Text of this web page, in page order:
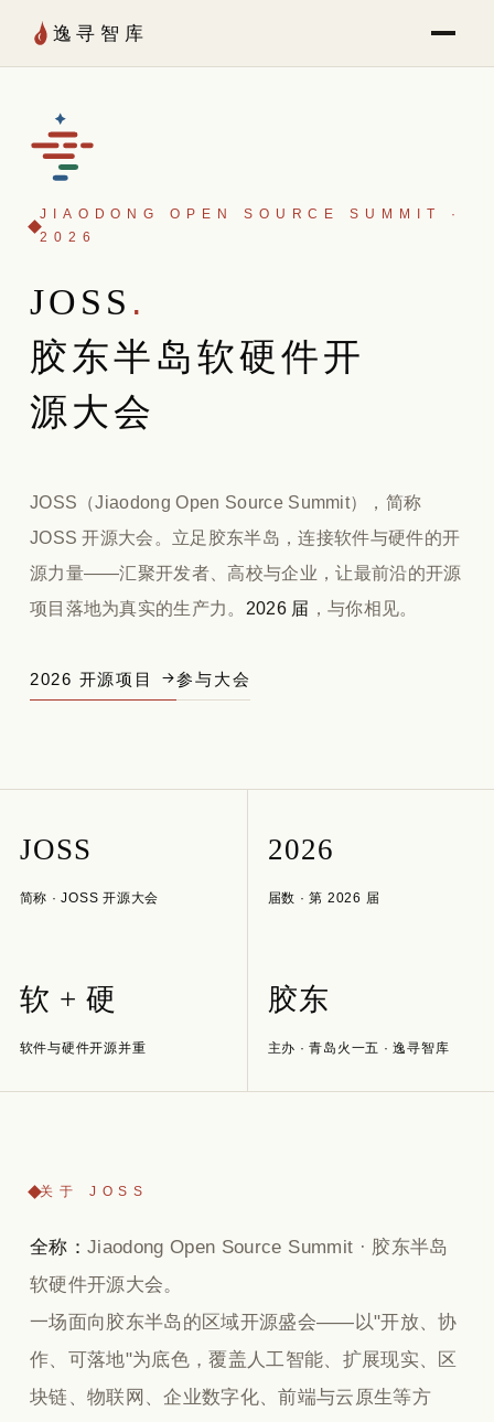
Skip to Content
逸寻智库
JIAODONG OPEN SOURCE SUMMIT ·
2026
JOSS .
胶东半岛软硬件开
源大会
JOSS（Jiaodong Open Source Summit），简称
JOSS 开源大会。立足胶东半岛，连接软件与硬件的开
源力量——汇聚开发者、高校与企业，让最前沿的开源
项目落地为真实的生产力。 2026 届 ，与你相见。
2026 开源项目 参与大会
JOSS
简称 · JOSS 开源大会
2026
届数 · 第 2026 届
软 + 硬
软件与硬件开源并重
胶东
主办 · 青岛火一五 · 逸寻智库
关于 JOSS
全称： Jiaodong Open Source Summit · 胶东半岛
软硬件开源大会。
一场面向胶东半岛的区域开源盛会——以"开放、协
作、可落地"为底色，覆盖人工智能、扩展现实、区
块链、物联网、企业数字化、前端与云原生等方